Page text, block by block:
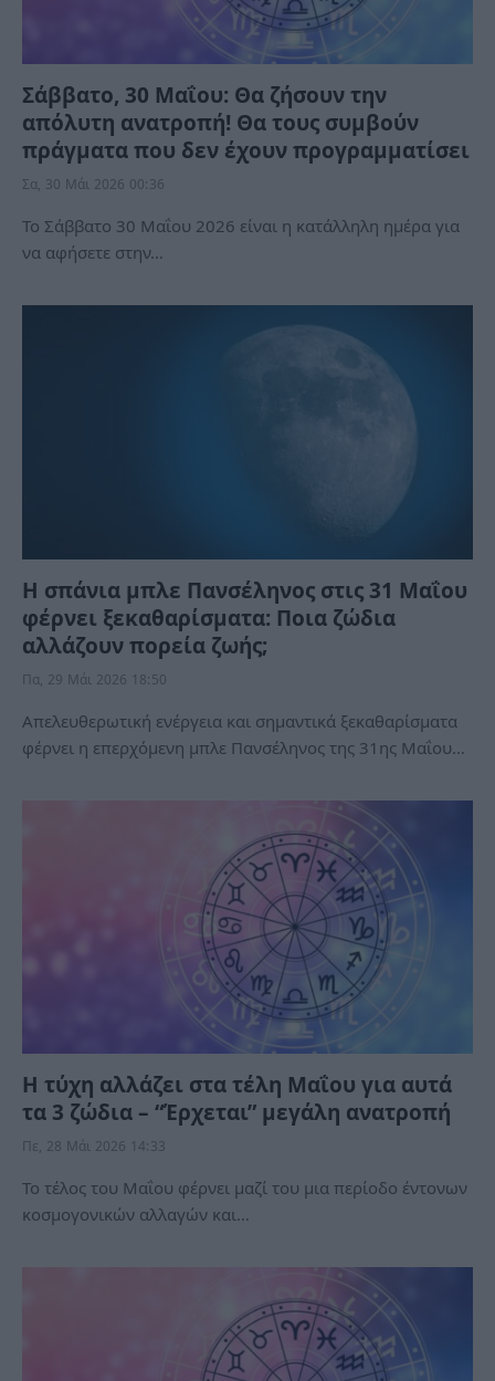
Σάββατο, 30 Μαΐου: Θα ζήσουν την
απόλυτη ανατροπή! Θα τους συμβούν
πράγματα που δεν έχουν προγραμματίσει
Σα, 30 Μάι 2026 00:36
Το Σάββατο 30 Μαΐου 2026 είναι η κατάλληλη ημέρα για
να αφήσετε στην…
Η σπάνια μπλε Πανσέληνος στις 31 Μαΐου
φέρνει ξεκαθαρίσματα: Ποια ζώδια
αλλάζουν πορεία ζωής;
Πα, 29 Μάι 2026 18:50
Απελευθερωτική ενέργεια και σημαντικά ξεκαθαρίσματα
φέρνει η επερχόμενη μπλε Πανσέληνος της 31ης Μαΐου…
Η τύχη αλλάζει στα τέλη Μαΐου για αυτά
τα 3 ζώδια – “Έρχεται” μεγάλη ανατροπή
Πε, 28 Μάι 2026 14:33
Το τέλος του Μαΐου φέρνει μαζί του μια περίοδο έντονων
κοσμογονικών αλλαγών και…